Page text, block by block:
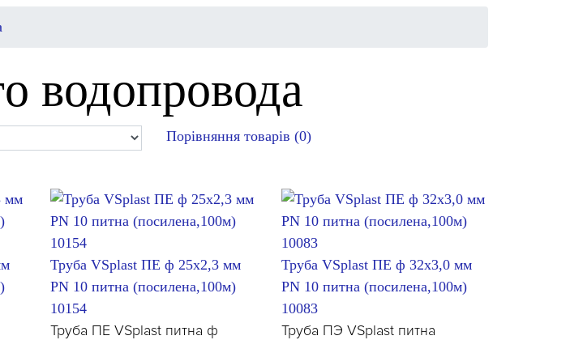
водопровода
Порівняння товарів (0)
Труба VSplast ПЕ ф 25x2,3 мм
PN 10 питна (посилена,100м)
10154
Труба ПЕ VSplast питна ф
Труба VSplast ПЕ ф 32х3,0 мм
PN 10 питна (посилена,100м)
10083
Труба ПЭ VSplast питна